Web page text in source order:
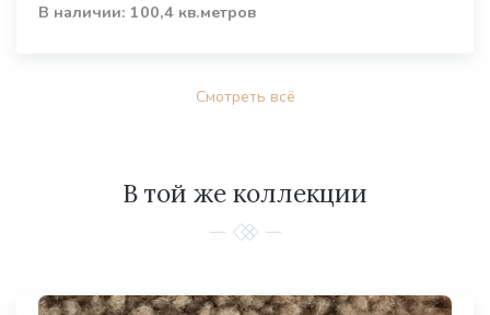
В наличии: 100,4 кв.метров
Смотреть всё
В той же коллекции